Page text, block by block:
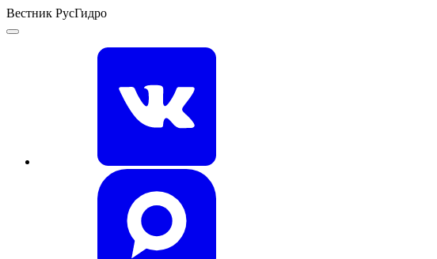
Вестник РусГидро